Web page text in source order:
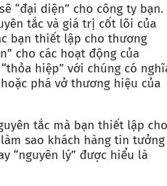
“đại diện” cho công ty bạn.
tắc và giá trị cốt lõi của
bạn thiết lập cho thương
cho các hoạt động của
hiệp” với chúng có
phá vở thương hiệu của
tắc mà bạn thiết lập cho
sao khách hàng tin tưởng
“nguyên lý” được hiểu là